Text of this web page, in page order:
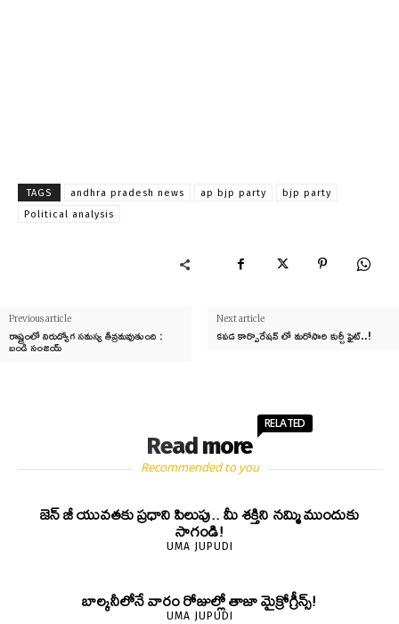
TAGS andhra pradesh news ap bjp party
bjp party
Political analysis
Previous article
రాష్ట్రంలో నిరుద్యోగ సమస్య తీవ్రమవుతుంది :
బండి సంజయ్
Next article
కపడ కార్పొరేషన్ లో మరోసారి కుర్చీ ఫైట్..!
Read more
RELATED
Recommended to you
జెన్‌ జీ యువతకు ప్రధాని పిలుపు.. మీ శక్తిని నమ్మి ముందుకు
సాగండి!
UMA JUPUDI
బాల్కనీలోనే వారం రోజుల్లో తాజా మైక్రోగ్రీన్స్‌!
UMA JUPUDI